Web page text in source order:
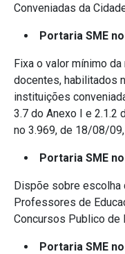
Conveniadas da
Portaria SME
Fixa o valor mínimo
docentes, habilitados
instituições
3.7 do Anexo I e 2.1.2
no 3.969, de 18/08/
Portaria SME
Dispõe sobre escolha
Professores de
Concursos Publico de
Portaria SME